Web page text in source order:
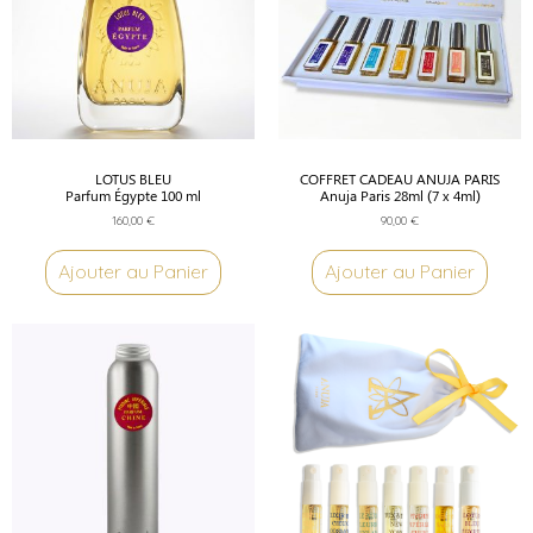
LOTUS BLEU
Parfum Égypte 100 ml
160,00 €
Ajouter au Panier
COFFRET CADEAU ANUJA PARIS
Anuja Paris 28ml (7 x 4ml)
90,00 €
Ajouter au Panier